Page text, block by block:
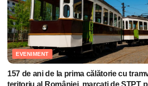
EVENIMENT
157 de ani de la prima călătorie cu